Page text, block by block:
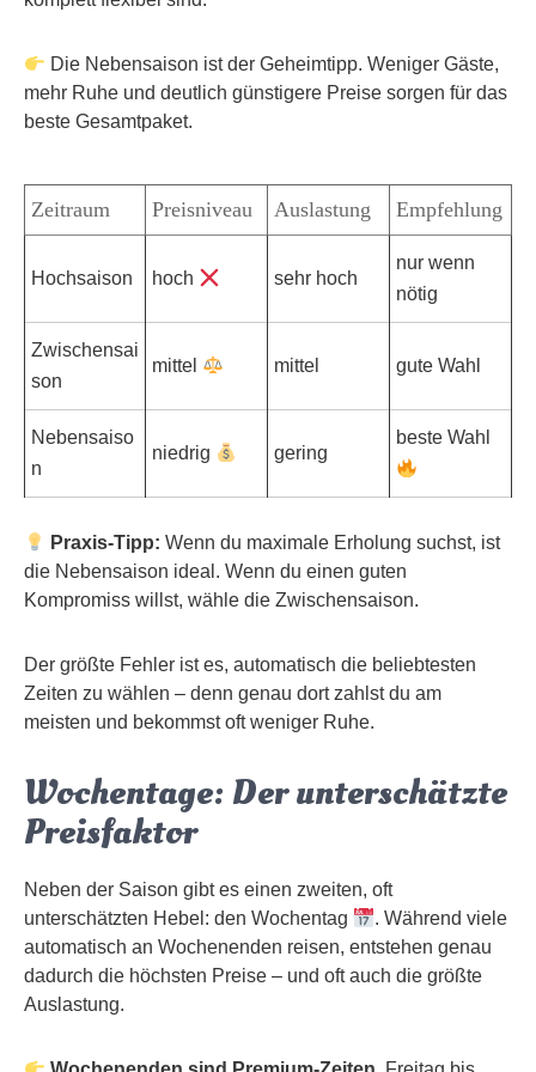
Die Nebensaison ist der Geheimtipp. Weniger Gäste,
mehr Ruhe und deutlich günstigere Preise sorgen für das
beste Gesamtpaket.
Zeitraum Preisniveau Auslastung Empfehlung
Hochsaison hoch sehr hoch
nur wenn
nötig
Zwischensai
son
mittel mittel gute Wahl
Nebensaiso
n
niedrig gering
beste Wahl
Praxis-Tipp: Wenn du maximale Erholung suchst, ist
die Nebensaison ideal. Wenn du einen guten
Kompromiss willst, wähle die Zwischensaison.
Der größte Fehler ist es, automatisch die beliebtesten
Zeiten zu wählen – denn genau dort zahlst du am
meisten und bekommst oft weniger Ruhe.
Wochentage: Der unterschätzte
Preisfaktor
Neben der Saison gibt es einen zweiten, oft
unterschätzten Hebel: den Wochentag
. Während viele
automatisch an Wochenenden reisen, entstehen genau
dadurch die höchsten Preise – und oft auch die größte
Auslastung.